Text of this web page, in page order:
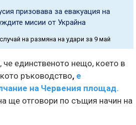
призовава за евакуация на
мисии от Украйна
на размяна на удари за 9 май
единственото нещо, което в
ръководство, е
на Червения площад.
ще отговори по същия начин на